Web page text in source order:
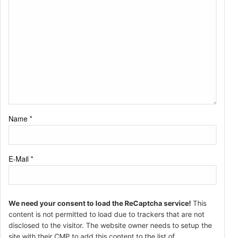
Name *
E-Mail *
We need your consent to load the ReCaptcha service! This
content is not permitted to load due to trackers that are not
disclosed to the visitor. The website owner needs to setup the
site with their CMP to add this content to the list of